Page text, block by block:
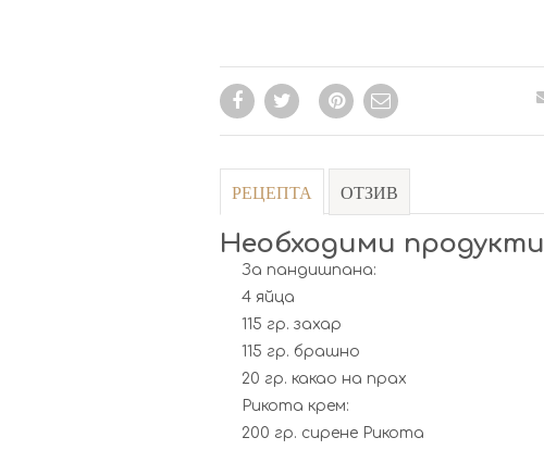
РЕЦЕПТА ОТЗИВ
Необходими продукти
За пандишпана:
4 яйца
115 гр. захар
115 гр. брашно
20 гр. какао на прах
Рикота крем:
200 гр. сирене Рикота